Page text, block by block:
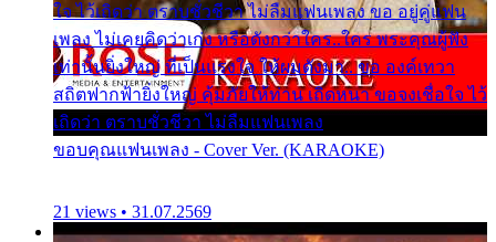
ใจ ไว้เถิดว่า ตราบชั่วชีวา ไม่ลืมแฟนเพลง ขอ อยู่คู่แฟน
เพลง ไม่เคยคิดว่าเก่ง หรือดังกว่าใคร..ใคร พระคุณผู้ฟัง
เท่านั้นยิ่งใหญ่ ที่เป็นแรงใจ ให้ผมดังมา.. ขอ องค์เทวา
สถิตฟากฟ้ายิ่งใหญ่ คุ้มภัยให้ท่าน เถิดหนา ขอจงเชื่อใจ ไว้
เถิดว่า ตราบชั่วชีวา ไม่ลืมแฟนเพลง
ขอบคุณแฟนเพลง - Cover Ver. (KARAOKE)
21 views • 31.07.2569